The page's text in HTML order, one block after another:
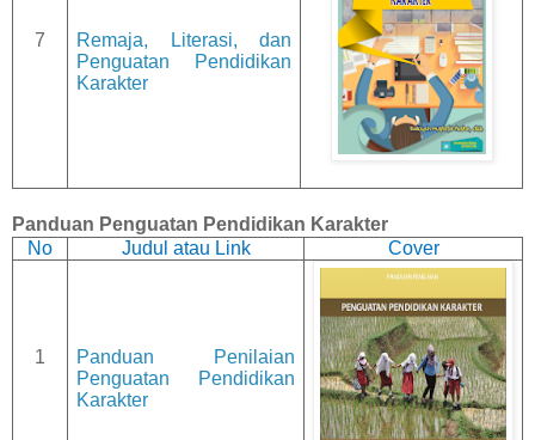
7
Remaja, Literasi, dan
Penguatan Pendidikan
Karakter
Panduan Penguatan Pendidikan Karakter
No
Judul atau Link Cover
1
Panduan Penilaian
Penguatan Pendidikan
Karakter